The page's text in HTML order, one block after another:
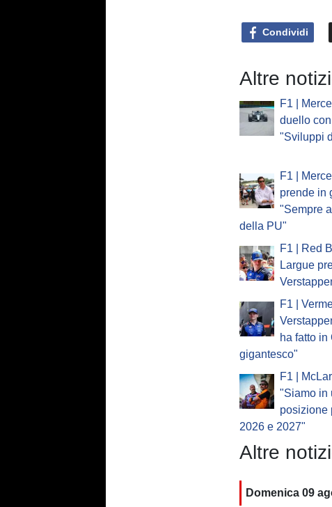
Condividi
Altre
F1 |
duello
"Sviluppi
F1 |
prende in
"Sempre
della PU"
F1 | Red
Largue
F1 |
ha fatto in
gigantesco"
F1 |
"Siamo in
posizione
2026 e 2027"
Altre
Domenica 09